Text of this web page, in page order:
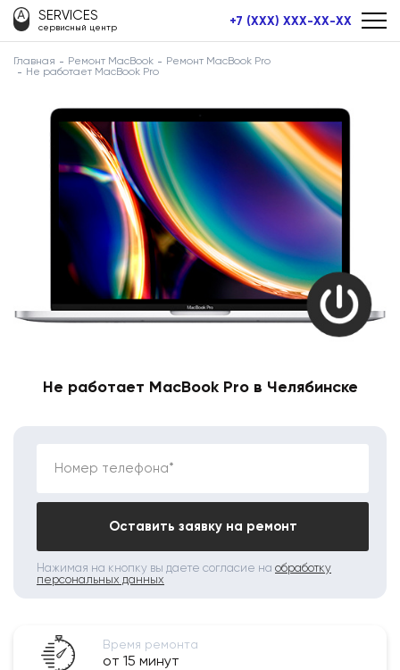
SERVICES
сервисный центр +7 (XXX) XXX-XX-XX
Главная Ремонт MacBook
Ремонт MacBook Pro
Не работает MacBook Pro
Не работает MacBook Pro в Челябинске
Номер телефона*
Оставить заявку на ремонт
Нажимая на кнопку вы даете согласие на обработку
персональных данных
Время ремонта
от 15 минут